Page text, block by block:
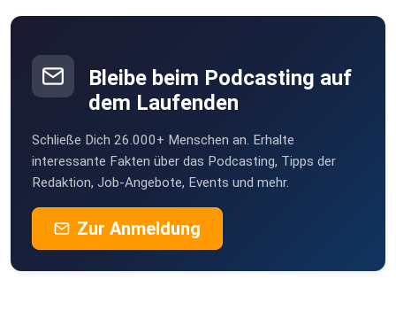
Bleibe beim Podcasting auf
dem Laufenden
Schließe Dich 26.000+ Menschen an. Erhalte
interessante Fakten über das Podcasting, Tipps der
Redaktion, Job-Angebote, Events und mehr.
Zur Anmeldung